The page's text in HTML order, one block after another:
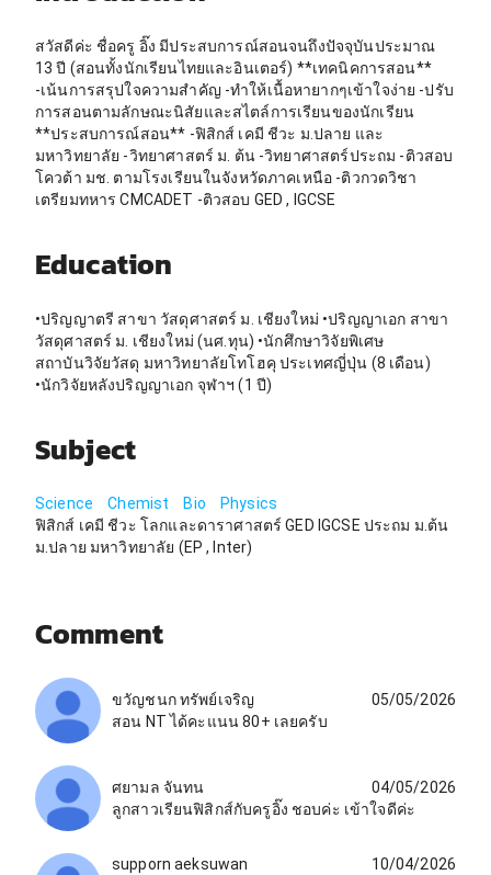
สวัสดีค่ะ ชื่อครู อิ๊ง มีประสบการณ์สอนจนถึงปัจจุบันประมาณ
13 ปี (สอนทั้งนักเรียนไทยและอินเตอร์) **เทคนิคการสอน**
-เน้นการสรุปใจความสำคัญ -ทำให้เนื้อหายากๆเข้าใจง่าย -ปรับ
การสอนตามลักษณะนิสัยและสไตล์การเรียนของนักเรียน
**ประสบการณ์สอน** -ฟิสิกส์ เคมี ชีวะ ม.ปลาย และ
มหาวิทยาลัย -วิทยาศาสตร์ ม. ต้น -วิทยาศาสตร์ประถม -ติวสอบ
โควต้า มช. ตามโรงเรียนในจังหวัดภาคเหนือ -ติวกวดวิชา
เตรียมทหาร CMCADET -ติวสอบ GED , IGCSE
Education
•ปริญญาตรี สาขา วัสดุศาสตร์ ม. เชียงใหม่ •ปริญญาเอก สาขา
วัสดุศาสตร์ ม. เชียงใหม่ (นศ.ทุน) •นักศึกษาวิจัยพิเศษ
สถาบันวิจัยวัสดุ มหาวิทยาลัยโทโฮคุ ประเทศญี่ปุ่น (8 เดือน)
•นักวิจัยหลังปริญญาเอก จุฬาฯ (1 ปี)
Subject
Science Chemist Bio
Physics
ฟิสิกส์ เคมี ชีวะ โลกและดาราศาสตร์ GED IGCSE ประถม ม.ต้น
ม.ปลาย มหาวิทยาลัย (EP , Inter)
Comment
ขวัญชนก ทรัพย์เจริญ
05/05/2026
สอน NT ได้คะแนน 80+ เลยครับ
ศยามล จันทน
04/05/2026
ลูกสาวเรียนฟิสิกส์กับครูอิ๊ง ชอบค่ะ เข้าใจดีค่ะ
supporn aeksuwan
10/04/2026